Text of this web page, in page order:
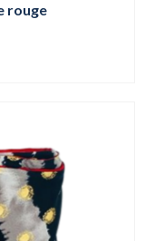
rouge